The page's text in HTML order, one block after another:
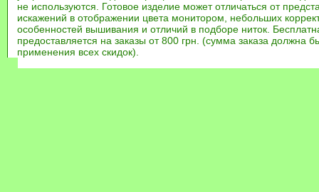
не используются. Готовое изделие может отличаться от
искажений в отображении цвета монитором, небольших
особенностей вышивания и отличий в подборе ниток.
предоставляется на заказы от 800 грн. (сумма заказа должна
применения всех скидок).